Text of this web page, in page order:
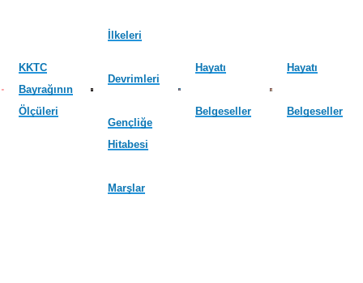
KKTC
Bayrağının
Ölçüleri
İlkeleri
Devrimleri
Gençliğe
Hitabesi
Marşlar
Hayatı
Belgeseller
Hayatı
Belgeseller